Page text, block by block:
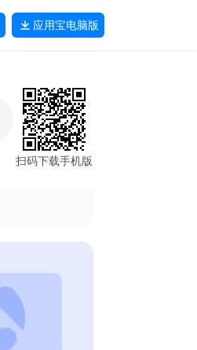
应用宝电脑版
扫码下载手机版